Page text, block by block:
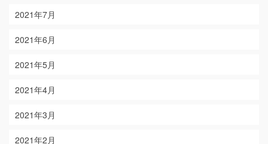
2021年7月
2021年6月
2021年5月
2021年4月
2021年3月
2021年2月